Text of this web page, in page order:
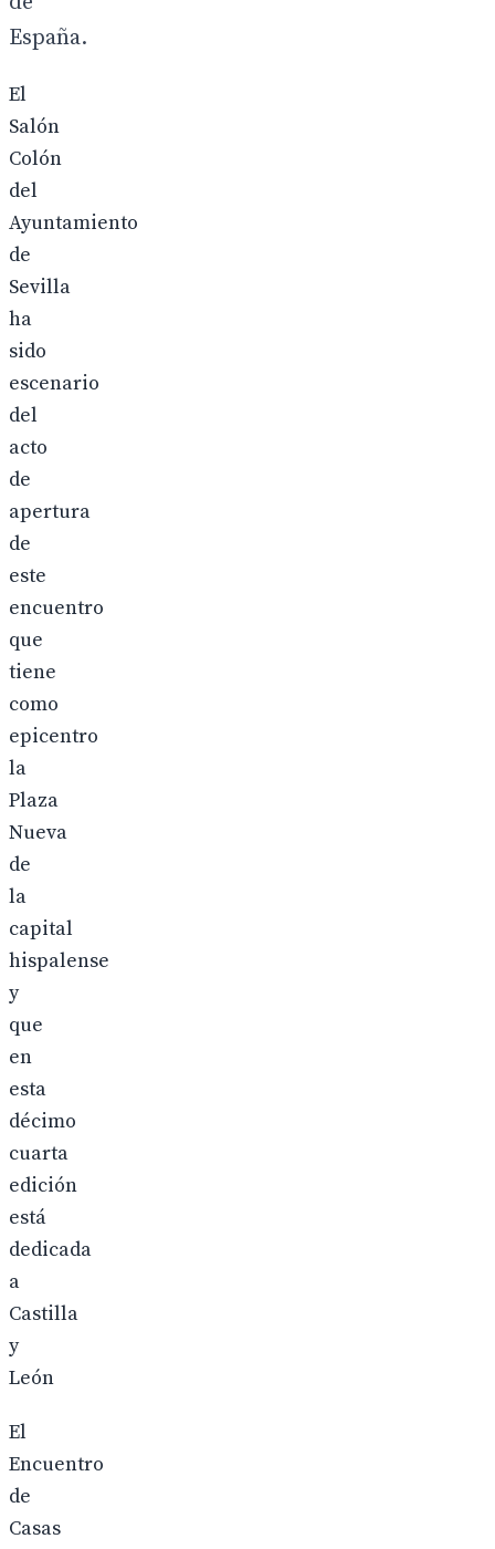
España.
El
Salón
Colón
del
Ayuntamiento
de
Sevilla
ha
sido
escenario
del
acto
de
apertura
de
este
encuentro
que
tiene
como
epicentro
la
Plaza
Nueva
de
la
capital
hispalense
y
que
en
esta
décimo
cuarta
edición
está
dedicada
a
Castilla
y
León
El
Encuentro
de
Casas